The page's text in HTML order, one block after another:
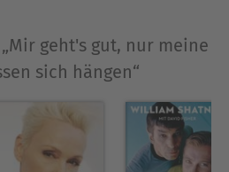
geht's gut, nur meine
sich hängen“